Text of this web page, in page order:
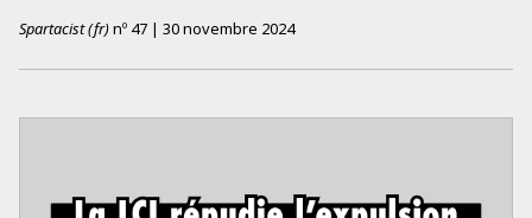
Spartacist (fr)nº 47 | 30 novembre 2024